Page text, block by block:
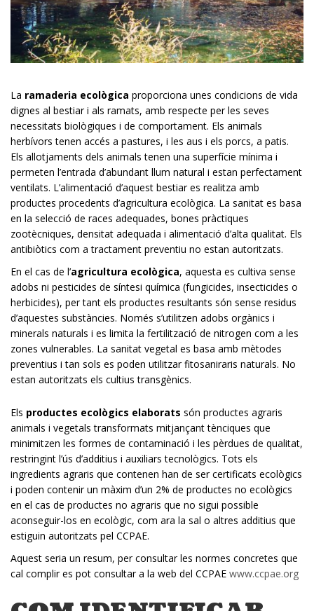
La ramaderia ecològica proporciona unes condicions de vida
dignes al bestiar i als ramats, amb respecte per les seves
necessitats biològiques i de comportament. Els animals
herbívors tenen accés a pastures, i les aus i els porcs, a patis.
Els allotjaments dels animals tenen una superfície mínima i
permeten l’entrada d’abundant llum natural i estan perfectament
ventilats. L’alimentació d’aquest bestiar es realitza amb
productes procedents d’agricultura ecològica. La sanitat es basa
en la selecció de races adequades, bones pràctiques
zootècniques, densitat adequada i alimentació d’alta qualitat. Els
antibiòtics com a tractament preventiu no estan autoritzats.
En el cas de l’agricultura ecològica, aquesta es cultiva sense
adobs ni pesticides de síntesi química (fungicides, insecticides o
herbicides), per tant els productes resultants són sense residus
d’aquestes substàncies. Només s’utilitzen adobs orgànics i
minerals naturals i es limita la fertilització de nitrogen com a les
zones vulnerables. La sanitat vegetal es basa amb mètodes
preventius i tan sols es poden utilitzar fitosaniraris naturals. No
estan autoritzats els cultius transgènics.
Els productes ecològics elaborats són productes agraris
animals i vegetals transformats mitjançant tènciques que
minimitzen les formes de contaminació i les pèrdues de qualitat,
restringint l’ús d’additius i auxiliars tecnològics. Tots els
ingredients agraris que contenen han de ser certificats ecològics
i poden contenir un màxim d’un 2% de productes no ecològics
en el cas de productes no agraris que no sigui possible
aconseguir-los en ecològic, com ara la sal o altres additius que
estiguin autoritzats pel CCPAE.
Aquest seria un resum, per consultar les normes concretes que
cal complir es pot consultar a la web del CCPAE www.ccpae.org